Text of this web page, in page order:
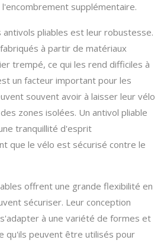
supplémentaire.
antivols pliables est leur robustesse.
à partir de matériaux
trempé, ce qui les rend difficiles à
un facteur important pour les
souvent avoir à laisser leur vélo
zones isolées. Un antivol pliable
tranquillité d'esprit
que le vélo est sécurisé contre le
offrent une grande flexibilité en
sécuriser. Leur conception
à une variété de formes et
qu'ils peuvent être utilisés pour